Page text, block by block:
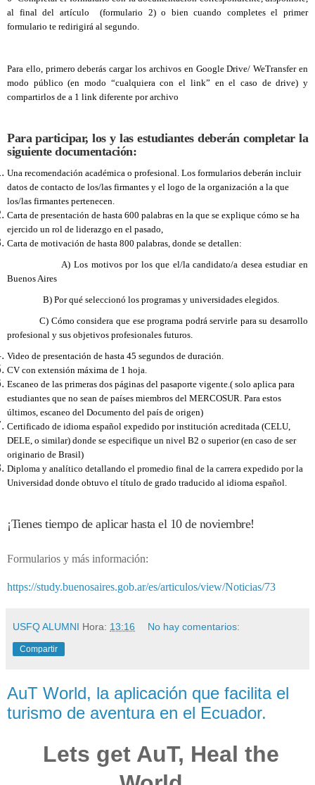
al final del artículo (formulario 2) o bien cuando completes el primer
formulario te redirigirá al segundo
Para ello, primero deberás cargar los archivos en Google Drive/ WeTransfer en
modo público (en modo “cualquiera con el link” en el caso de drive) y
compartirlos de a 1 link diferente por archivo
Para participar, los y las estudiantes deberán completar la
siguiente documentación:
Una recomendación académica o profesional. Los formularios deberán incluir
datos de contacto de los/las firmantes y el logo de la organización a la que
los/las firmantes pertenecen.
Carta de presentación de hasta 600 palabras en la que se explique cómo se ha
ejercido un rol de liderazgo en el pasado,
Carta de motivación de hasta 800 palabras, donde se detallen:
A) Los motivos por los que el/la candidato/a desea estudiar en
Buenos Aires
B) Por qué seleccionó los programas y universidades elegidos.
C) Cómo considera que ese programa podrá servirle para su desarrollo
profesional y sus objetivos profesionales futuros.
Video de presentación de hasta 45 segundos de duración.
CV con extensión máxima de 1 hoja.
Escaneo de las primeras dos páginas del pasaporte vigente.( solo aplica para
estudiantes que no sean de países miembros del MERCOSUR. Para estos
últimos, escaneo del Documento del país de origen)
Certificado de idioma español expedido por institución acreditada (CELU,
DELE, o similar) donde se especifique un nivel B2 o superior (en caso de ser
originario de Brasil)
Diploma y analítico detallando el promedio final de la carrera expedido por la
Universidad donde obtuvo el título de grado traducido al idioma español.
¡Tienes tiempo de aplicar hasta el 10 de noviembre!
Formularios y más información:
https://study.buenosaires.gob.ar/es/articulos/view/Noticias/73
USFQ ALUMNI Hora: 13:16 No hay comentarios:
Compartir
AuT World, la aplicación que facilita el
turismo de aventura en el Ecuador.
Lets get AuT, Heal the